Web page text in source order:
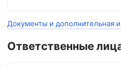
Документы и дополнительная
Ответственные